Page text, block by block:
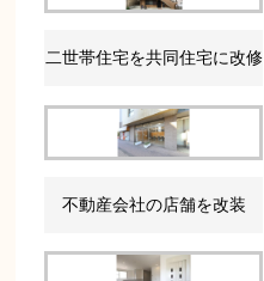
二世帯住宅を共同住宅に改修
不動産会社の店舗を改装